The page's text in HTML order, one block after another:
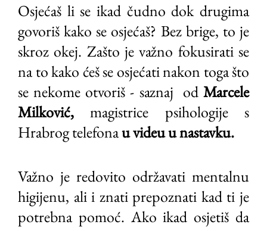
Osjećaš li se ikad čudno dok drugima
govoriš kako se osjećaš? Bez brige, to je
skroz okej. Zašto je važno fokusirati se
na to kako ćeš se osjećati nakon toga što
se nekome otvoriš - saznaj odMarcele
Milković,magistrice psihologije s
Hrabrog telefonau videu u nastavku.
Važno je redovito održavati mentalnu
higijenu, ali i znati prepoznati kad ti je
potrebna pomoć. Ako ikad osjetiš da